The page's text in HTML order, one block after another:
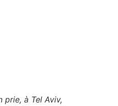
prie, à Tel Aviv,